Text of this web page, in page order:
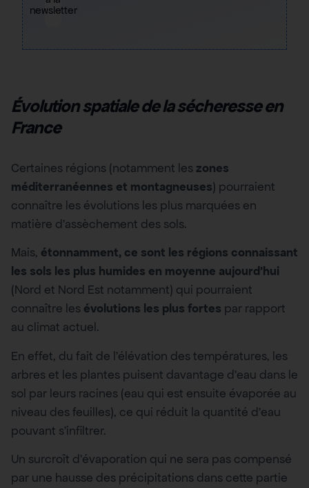
newsletter
Évolution spatiale de la sécheresse en
France
Certaines régions (notamment les zones
méditerranéennes et montagneuses) pourraient
connaître les évolutions les plus marquées en
matière d’assèchement des sols.
Mais, étonnamment, ce sont les régions connaissant
les sols les plus humides en moyenne aujourd’hui
(Nord et Nord Est notamment) qui pourraient
connaître les évolutions les plus fortes par rapport
au climat actuel.
En effet, du fait de l’élévation des températures, les
arbres et les plantes puisent davantage d’eau dans le
sol par leurs racines (eau qui est ensuite évaporée au
niveau des feuilles), ce qui réduit la quantité d’eau
pouvant s’infiltrer.
Un surcroît d’évaporation qui ne sera pas compensé
par une hausse des précipitations dans cette partie